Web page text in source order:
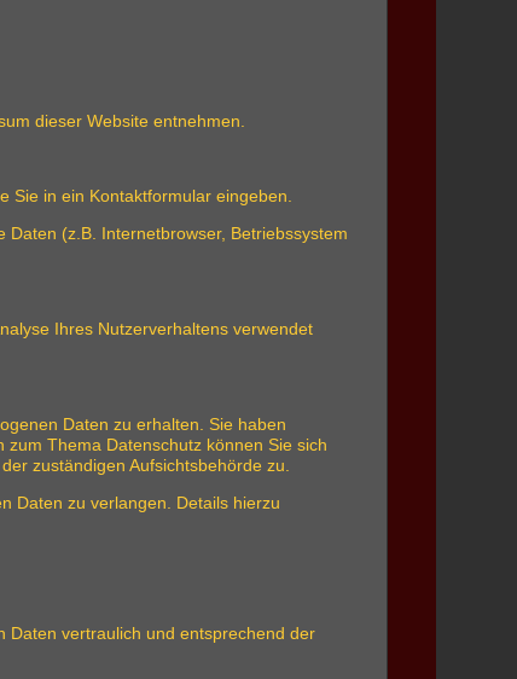
dieser Website entnehmen.
Sie in ein Kontaktformular eingeben.
(z.B. Internetbrowser, Betriebssystem
Ihres Nutzerverhaltens verwendet
Daten zu erhalten. Sie haben
Thema Datenschutz können Sie sich
zuständigen Aufsichtsbehörde zu.
Daten zu verlangen. Details hierzu
Daten vertraulich und entsprechend der